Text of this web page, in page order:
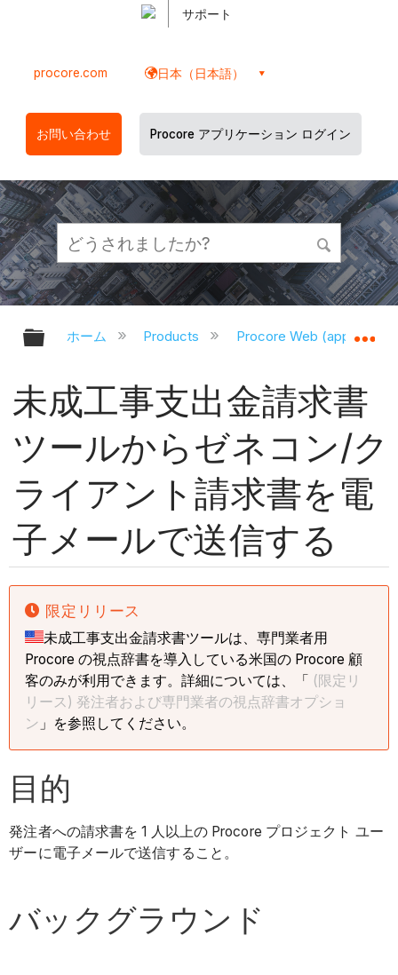
サポート
procore.com 日本（日本語）
お問い合わせ Procore アプリケーション ログイン
グローバル階層を展開/折りたたむ
ホーム Products Procore Web
未成工事支出金請求書
ツールからゼネコン/ク
ライアント請求書を電
子メールで送信する
限定リリース
未成工事支出金請求書ツールは、専門業者用
Procore の視点辞書を導入している米国の Procore 顧
客のみが利用できます。詳細については、「 (限定リ
リース) 発注者および専門業者の視点辞書オプショ
ン 」を参照してください。
目的
発注者への請求書を 1 人以上の Procore プロジェクト ユー
ザーに電子メールで送信すること。
バックグラウンド